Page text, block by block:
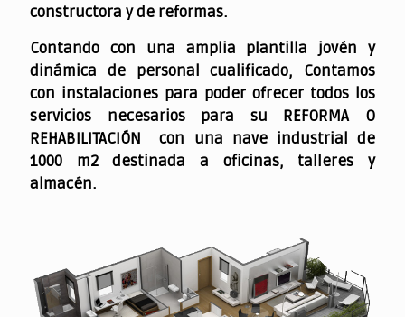
constructora y de reformas.
Contando con una amplia plantilla jovén y
dinámica de personal cualificado, Contamos
con instalaciones para poder ofrecer todos los
servicios necesarios para su REFORMA O
REHABILITACIÓN con una nave industrial de
1000 m2 destinada a oficinas, talleres y
almacén.